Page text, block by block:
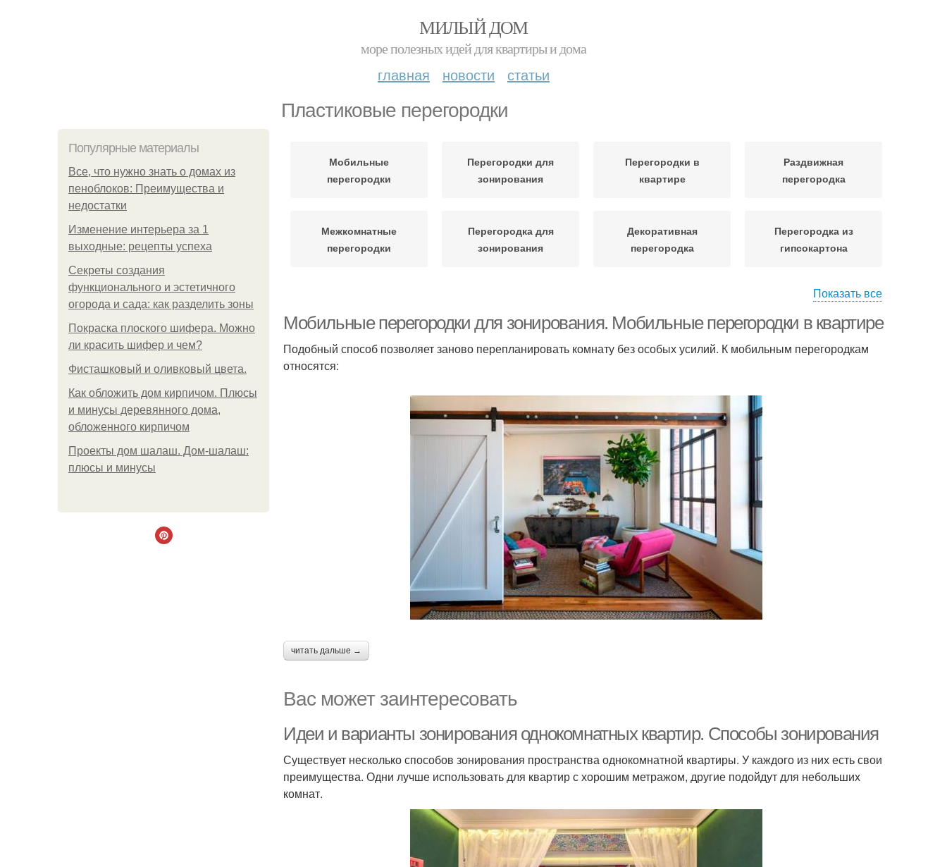
МИЛЫЙ ДОМ
море полезных идей для квартиры и дома
главная новости статьи
Пластиковые перегородки
Популярные материалы
Все, что нужно знать о домах из
пеноблоков: Преимущества и
недостатки
Изменение интерьера за 1
выходные: рецепты успеха
Секреты создания
функционального и эстетичного
огорода и сада: как разделить зоны
Покраска плоского шифера. Можно
ли красить шифер и чем?
Фисташковый и оливковый цвета.
Как обложить дом кирпичом. Плюсы
и минусы деревянного дома,
обложенного кирпичом
Проекты дом шалаш. Дом-шалаш:
плюсы и минусы
Мобильные
перегородки
Перегородки для
зонирования
Перегородки в
квартире
Раздвижная
перегородка
Межкомнатные
перегородки
Перегородка для
зонирования
Декоративная
перегородка
Перегородка из
гипсокартона
материалов
перегородки
перегородки
Показать все
Мобильные перегородки для зонирования. Мобильные перегородки в квартире
Подобный способ позволяет заново перепланировать комнату без особых усилий. К мобильным перегородкам
относятся:
читать дальше →
Вас может заинтересовать
Идеи и варианты зонирования однокомнатных квартир. Способы зонирования
Существует несколько способов зонирования пространства однокомнатной квартиры. У каждого из них есть свои
преимущества. Одни лучше использовать для квартир с хорошим метражом, другие подойдут для небольших
комнат.